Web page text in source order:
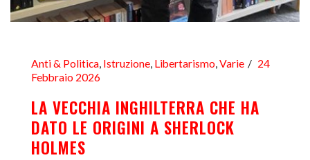
Anti & Politica Istruzione Libertarismo Varie
24
Febbraio 2026
LA VECCHIA INGHILTERRA CHE HA
DATO LE ORIGINI A SHERLOCK
HOLMES